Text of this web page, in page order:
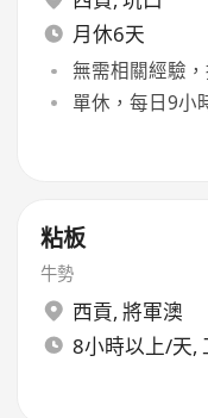
月休6天
無需相關經驗
單休，每日9小
粘板
牛勢
西貢, 將軍澳
8小時以上/天,